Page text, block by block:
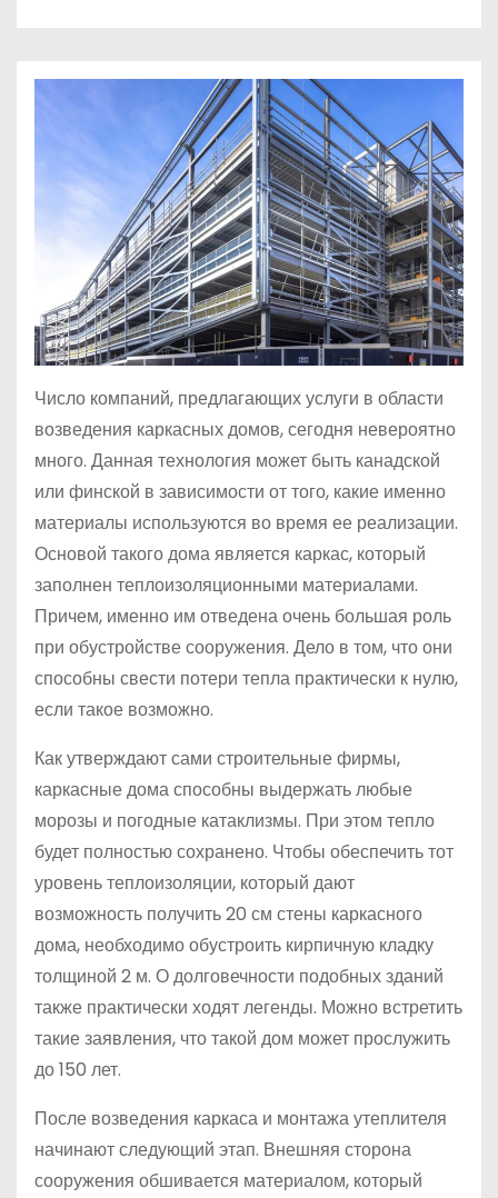
Число компаний, предлагающих услуги в области
возведения каркасных домов, сегодня невероятно
много. Данная технология может быть канадской
или финской в зависимости от того, какие именно
материалы используются во время ее реализации.
Основой такого дома является каркас, который
заполнен теплоизоляционными материалами.
Причем, именно им отведена очень большая роль
при обустройстве сооружения. Дело в том, что они
способны свести потери тепла практически к нулю,
если такое возможно.
Как утверждают сами строительные фирмы,
каркасные дома способны выдержать любые
морозы и погодные катаклизмы. При этом тепло
будет полностью сохранено. Чтобы обеспечить тот
уровень теплоизоляции, который дают
возможность получить 20 см стены каркасного
дома, необходимо обустроить кирпичную кладку
толщиной 2 м. О долговечности подобных зданий
также практически ходят легенды. Можно встретить
такие заявления, что такой дом может прослужить
до 150 лет.
После возведения каркаса и монтажа утеплителя
начинают следующий этап. Внешняя сторона
сооружения обшивается материалом, который